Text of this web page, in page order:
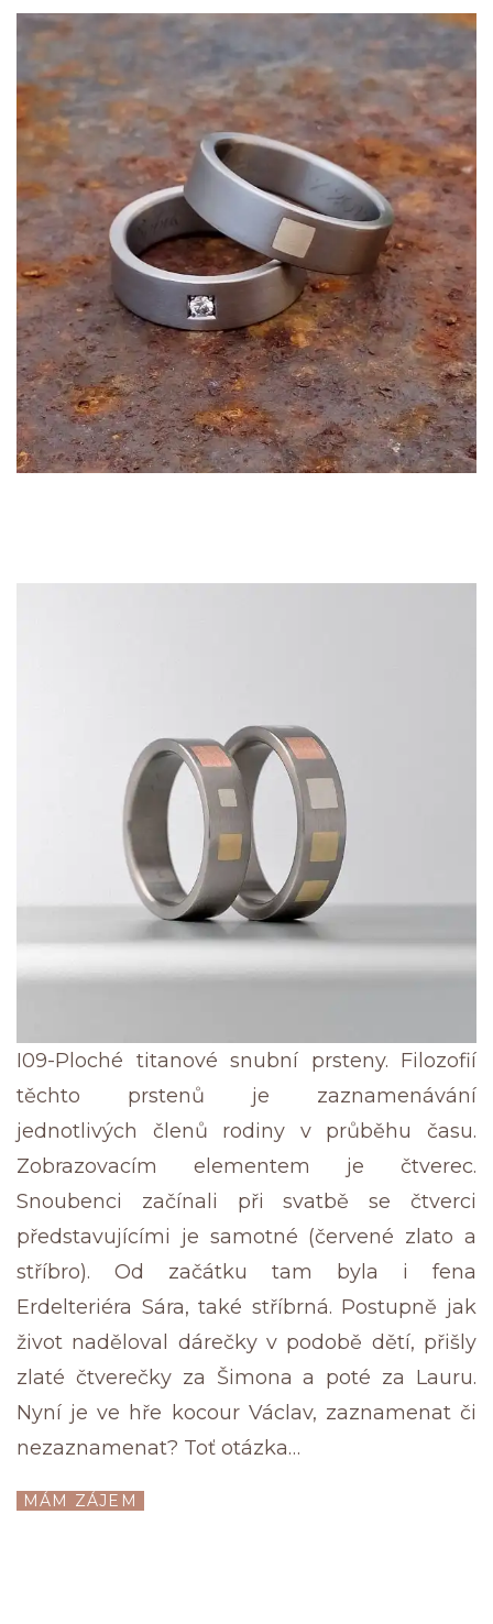
I09-Ploché titanové snubní prsteny. Filozofií
těchto prstenů je zaznamenávání
jednotlivých členů rodiny v průběhu času.
Zobrazovacím elementem je čtverec.
Snoubenci začínali při svatbě se čtverci
představujícími je samotné (červené zlato a
stříbro). Od začátku tam byla i fena
Erdelteriéra Sára, také stříbrná. Postupně jak
život naděloval dárečky v podobě dětí, přišly
zlaté čtverečky za Šimona a poté za Lauru.
Nyní je ve hře kocour Václav, zaznamenat či
nezaznamenat? Toť otázka…
MÁM ZÁJEM